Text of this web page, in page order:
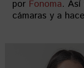
por Fonoma.
cámaras y a